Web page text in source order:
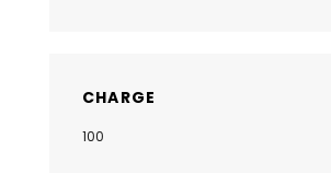
CHARGE
100